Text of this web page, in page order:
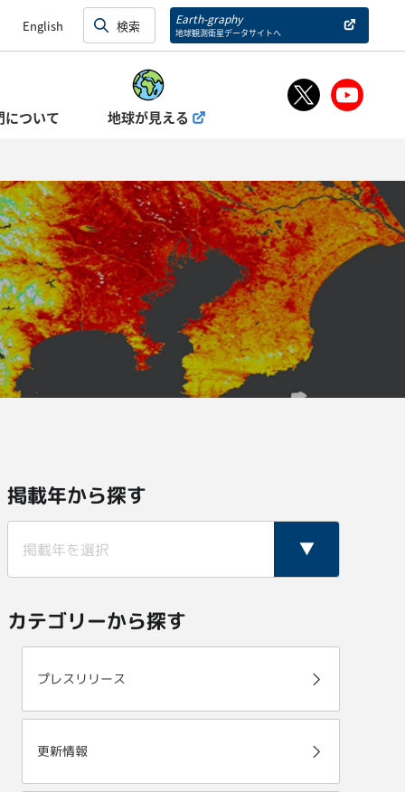
English Earth-graphy
地球観測衛星データサイトへ
について 地球が見える
掲載年から探す
カテゴリーから探す
プレスリリース
更新情報